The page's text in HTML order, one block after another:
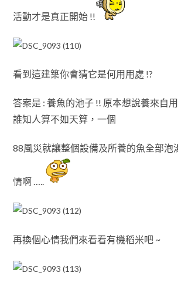
活動才是真正開始 !!
看到這建築你會猜它是何用用處 !?
答案是 : 養魚的池子 !! 原本想說養來自
誰知人算不如天算，一個
88風災就讓整個設備及所養的魚全部泡
情啊 …..
再換個心情我們來看看有機稻米吧 ~